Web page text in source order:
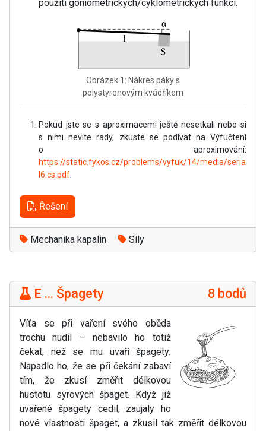
použití goniometrických/cyklometrických funkcí.
Obrázek 1: Nákres páky s
polystyrenovým kvádříkem
Pokud jste se s aproximacemi ještě nesetkali nebo si
s nimi nevíte rady, zkuste se podívat na Výfučtení
o aproximování:
https://static.fykos.cz/problems/vyfuk/14/media/seria
l6.cs.pdf
Řešení
Mechanika kapalin Síly
E ... Špagety 8 bodů
Víťa se při vaření svého oběda
trochu nudil – nebavilo ho totiž
čekat, než se mu uvaří špagety.
Napadlo ho, že se při čekání zabaví
tím, že zkusí změřit délkovou
hustotu syrových špaget. Když již
uvařené špagety cedil, zaujaly ho
nové vlastnosti špaget, a zkusil tak změřit délkovou